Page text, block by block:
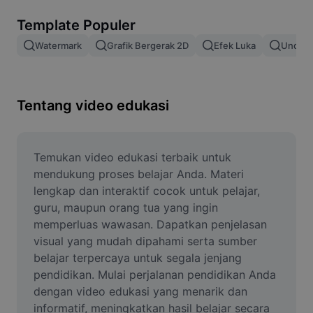
Gabung gambar
Ubah Ukuran Gambar
Pembuat Meme
AI Text Remover
AI People Remover
AI Inpainting
Face Cutout
Template Populer
Watermark Grafik Bergerak 2D Efek Luka Unduh
Tentang video edukasi
Temukan video edukasi terbaik untuk
mendukung proses belajar Anda. Materi
lengkap dan interaktif cocok untuk pelajar,
guru, maupun orang tua yang ingin
memperluas wawasan. Dapatkan penjelasan
visual yang mudah dipahami serta sumber
belajar terpercaya untuk segala jenjang
pendidikan. Mulai perjalanan pendidikan Anda
dengan video edukasi yang menarik dan
informatif, meningkatkan hasil belajar secara